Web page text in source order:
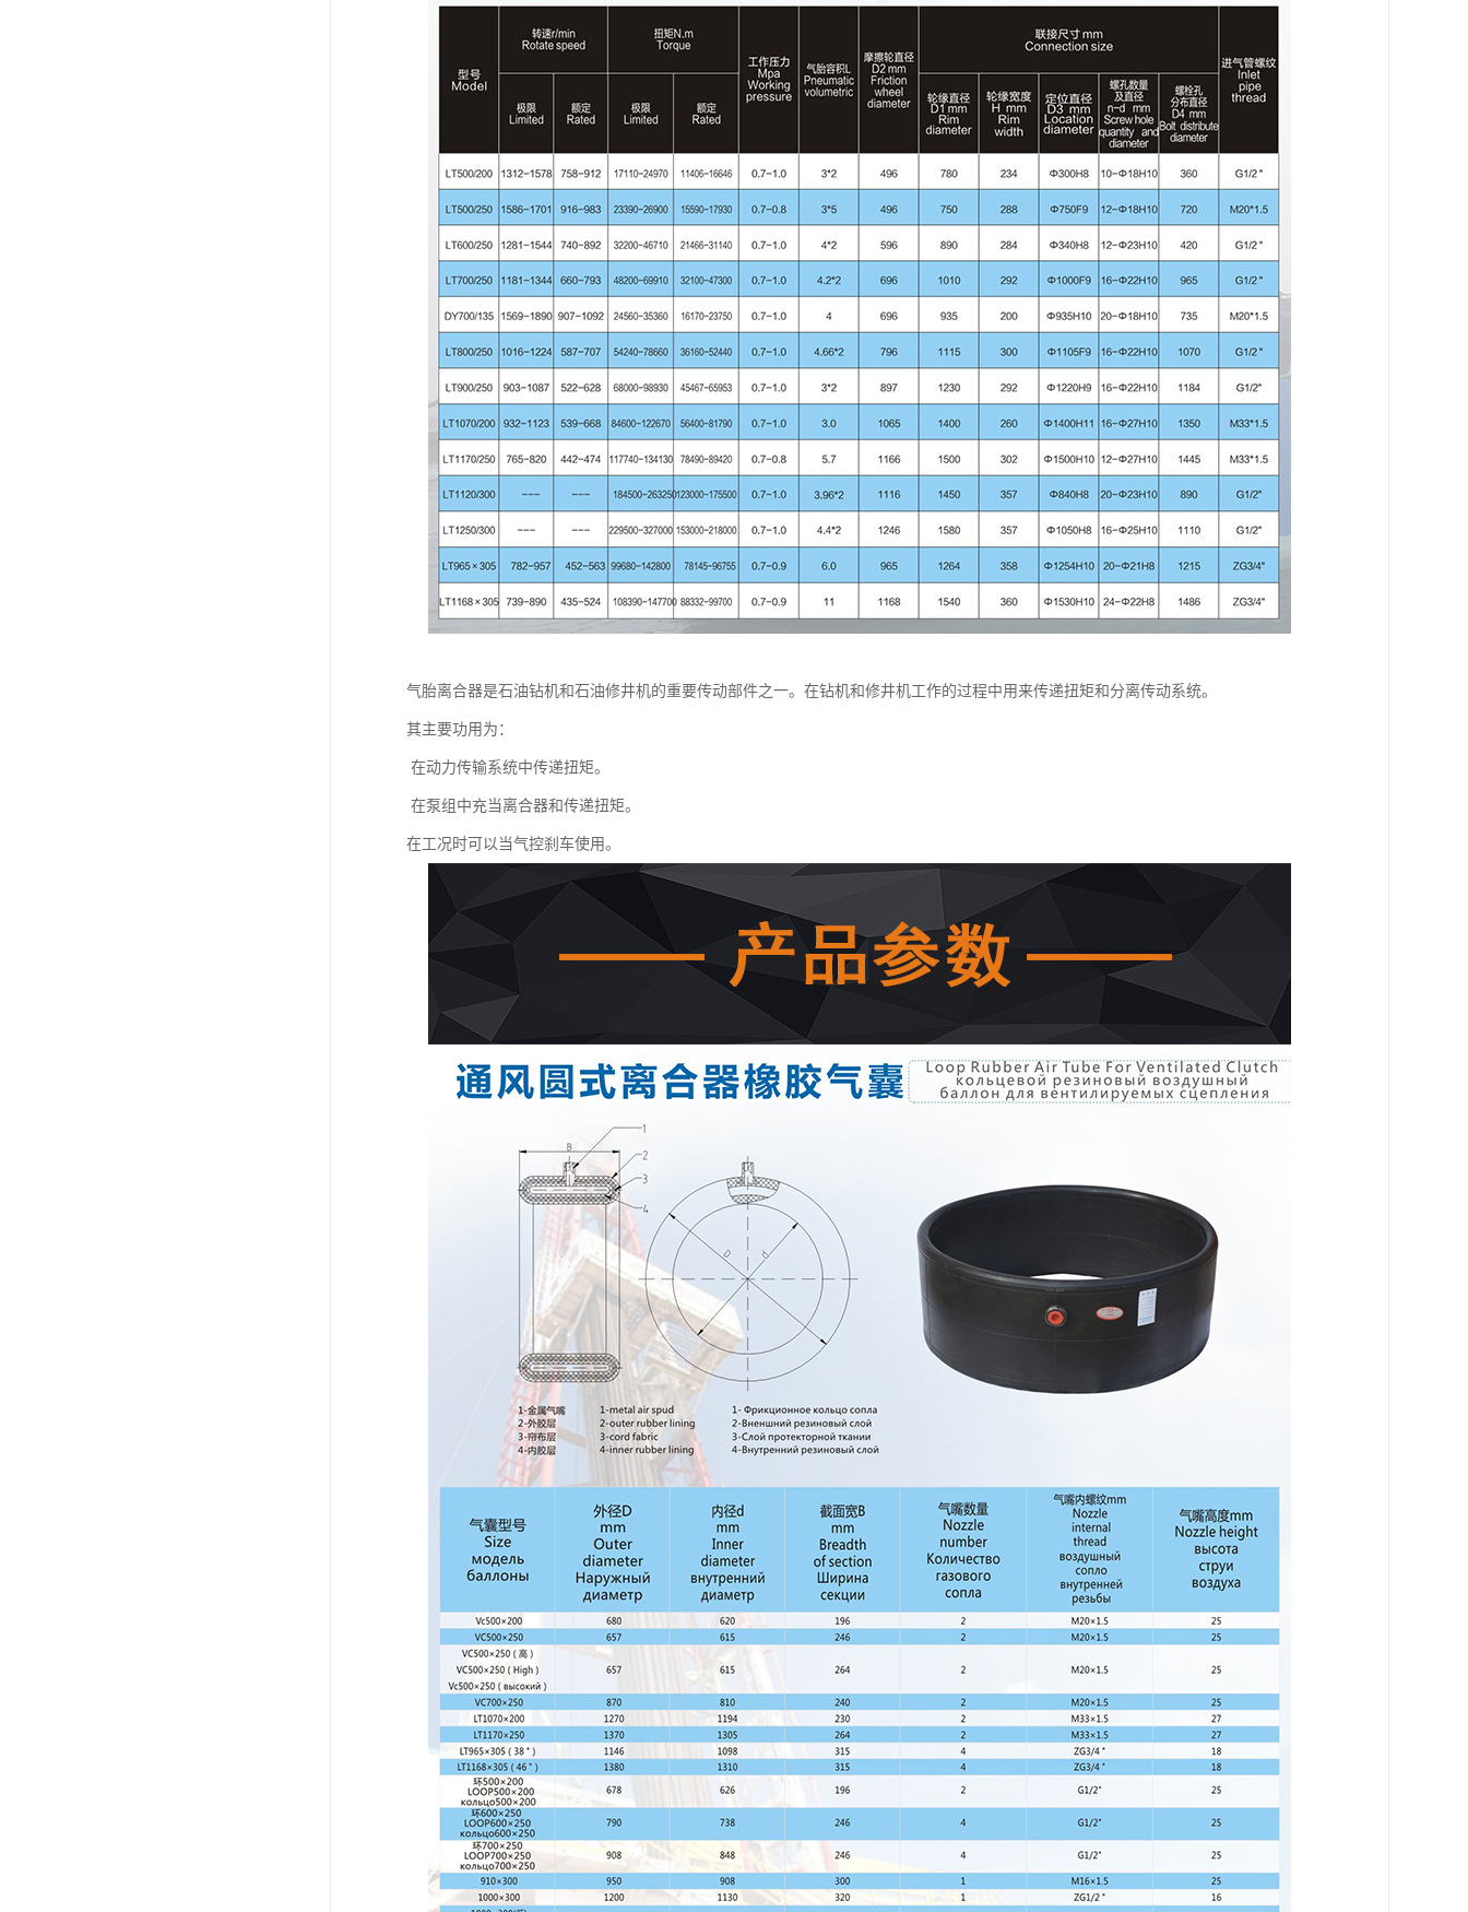
气胎离合器是石油钻机和石油修井机的重要传动部件之一。在钻机和修井机工作的过程中用来传递扭矩和分离传动系统。
其主要功用为：
在动力传输系统中传递扭矩。
在泵组中充当离合器和传递扭矩。
在工况时可以当气控刹车使用。